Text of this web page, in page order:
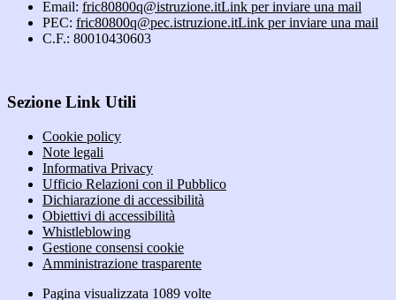
Email: fric80800q@istruzione.itLink per inviare una mail
PEC: fric80800q@pec.istruzione.itLink per inviare una mail
C.F.: 80010430603
Sezione Link Utili
Cookie policy
Note legali
Informativa Privacy
Ufficio Relazioni con il Pubblico
Dichiarazione di accessibilità
Obiettivi di accessibilità
Whistleblowing
Gestione consensi cookie
Amministrazione trasparente
Pagina visualizzata 1089 volte